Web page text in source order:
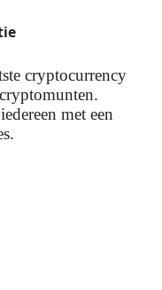
cryptocurrency
met een